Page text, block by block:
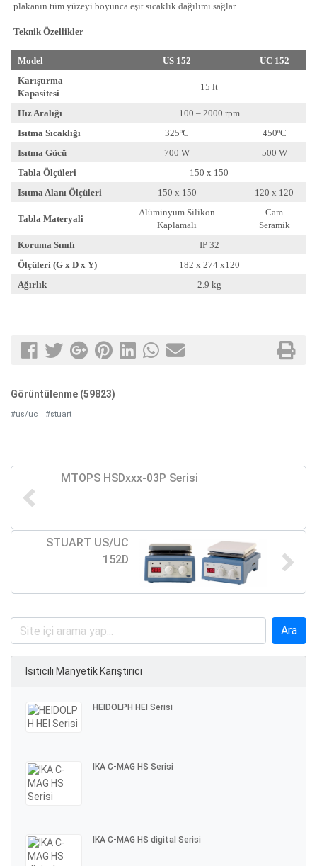
plakanın tüm yüzeyi boyunca eşit sıcaklık dağılımı sağlar.
Teknik Özellikler
Model US 152
UC 152
Karıştırma
Kapasitesi
15 lt
Hız Aralığı
100 – 2000 rpm
Isıtma Sıcaklığı
325ºC
450ºC
Isıtma Gücü
700 W
500 W
Tabla Ölçüleri
150 x 150
Isıtma Alanı Ölçüleri
150 x 150 120 x 120
Tabla Materyali
Alüminyum Silikon
Kaplamalı
Cam
Seramik
Koruma Sınıfı
IP 32
Ölçüleri (G x D x Y)
182 x 274 x120
Ağırlık
2.9 kg
Görüntülenme (59823)
#us/uc #stuart
MTOPS HSDxxx-03P Serisi
STUART US/UC
152D
Isıtıcılı Manyetik Karıştırıcı
HEIDOLPH HEI Serisi
IKA C-MAG HS Serisi
IKA C-MAG HS digital Serisi